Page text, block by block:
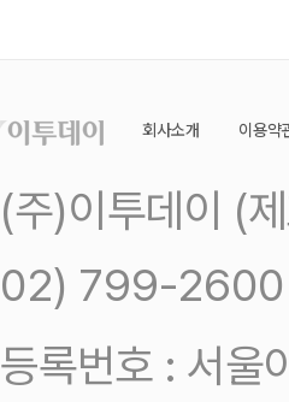
회사소개 이용약
(주)이투데이 (
02) 799-2600
등록번호 : 서